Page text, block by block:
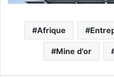
Afrique
Mine d'or